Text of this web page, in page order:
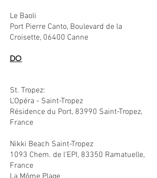
Le Baoli
Port Pierre Canto, Boulevard de la
Croisette, 06400 Canne
DO
St. Tropez:
L'Opéra - Saint-Tropez
Résidence du Port, 83990 Saint-Tropez,
France
Nikki Beach Saint-Tropez
1093 Chem. de l'EPI, 83350 Ramatuelle,
France